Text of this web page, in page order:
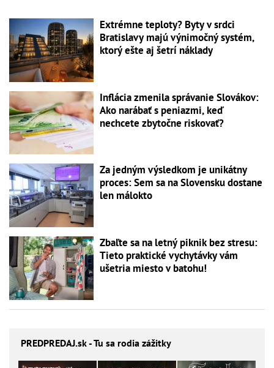
Extrémne teploty? Byty v srdci
Bratislavy majú výnimočný systém,
ktorý ešte aj šetrí náklady
Inflácia zmenila správanie Slovákov:
Ako narábať s peniazmi, keď
nechcete zbytočne riskovať?
Za jedným výsledkom je unikátny
proces: Sem sa na Slovensku dostane
len málokto
Zbaľte sa na letný piknik bez stresu:
Tieto praktické vychytávky vám
ušetria miesto v batohu!
PREDPREDAJ.sk - Tu sa rodia zážitky